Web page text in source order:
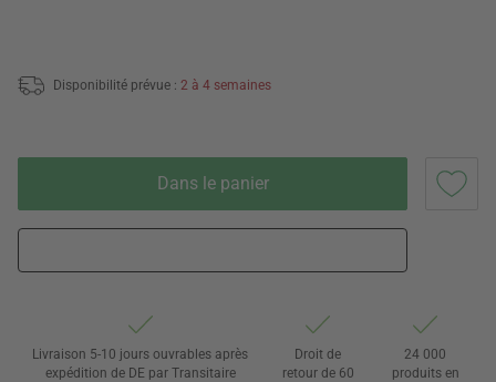
Disponibilité prévue : 2 à 4 semaines
Dans le panier
Livraison 5-10 jours ouvrables après
expédition de DE par Transitaire
Droit de
retour de 60
24 000
produits en